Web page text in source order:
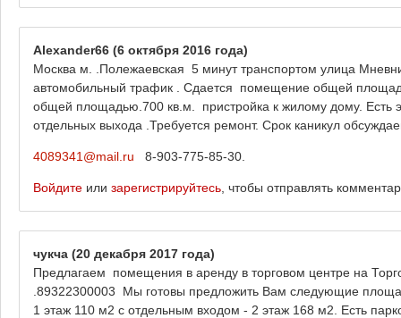
Alexander66 (6 октября 2016 года)
Москва м. .Полежаевская 5 минут транспортом улица
автомобильный трафик . Сдается помещение общей
общей площадью.700 кв.м. пристройка к жилому дому. Есть
отдельных выхода .Требуется ремонт. Срок каникул
4089341@mail.ru 8-903-775-85-30.
Войдите или зарегистрируйтесь , чтобы отправлять
чукча (20 декабря 2017 года)
Предлагаем помещения в аренду в торговом центре на
.89322300003 Мы готовы предложить Вам следующие
1 этаж 110 м2 с отдельным входом - 2 этаж 168 м2. Есть